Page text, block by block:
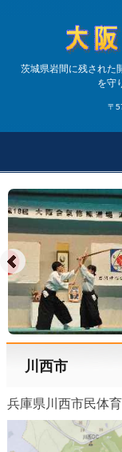
合気
大阪
茨城県岩間に残された
を守
〒
川西市
兵庫県川西市民体